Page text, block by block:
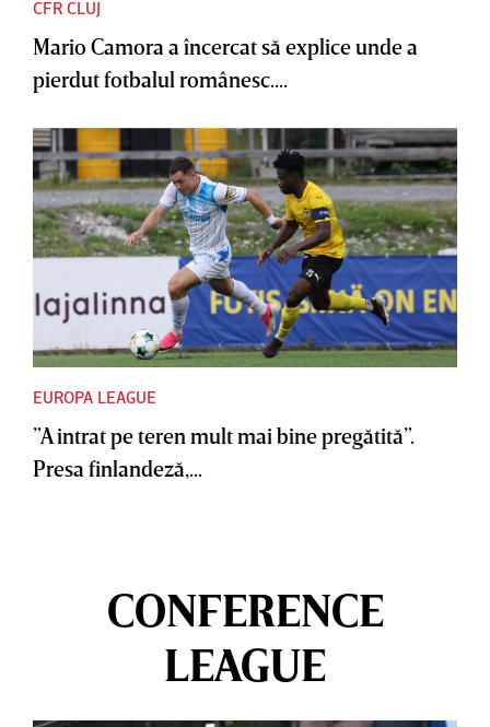
CFR CLUJ
Mario Camora a încercat să explice unde a
pierdut fotbalul românesc....
EUROPA LEAGUE
”A intrat pe teren mult mai bine pregătită”.
Presa finlandeză,...
CONFERENCE
LEAGUE